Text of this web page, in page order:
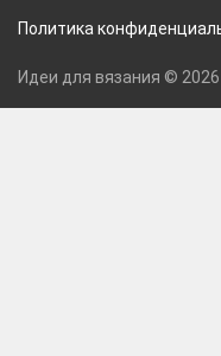
Политика
Идеи для вязания © 2026